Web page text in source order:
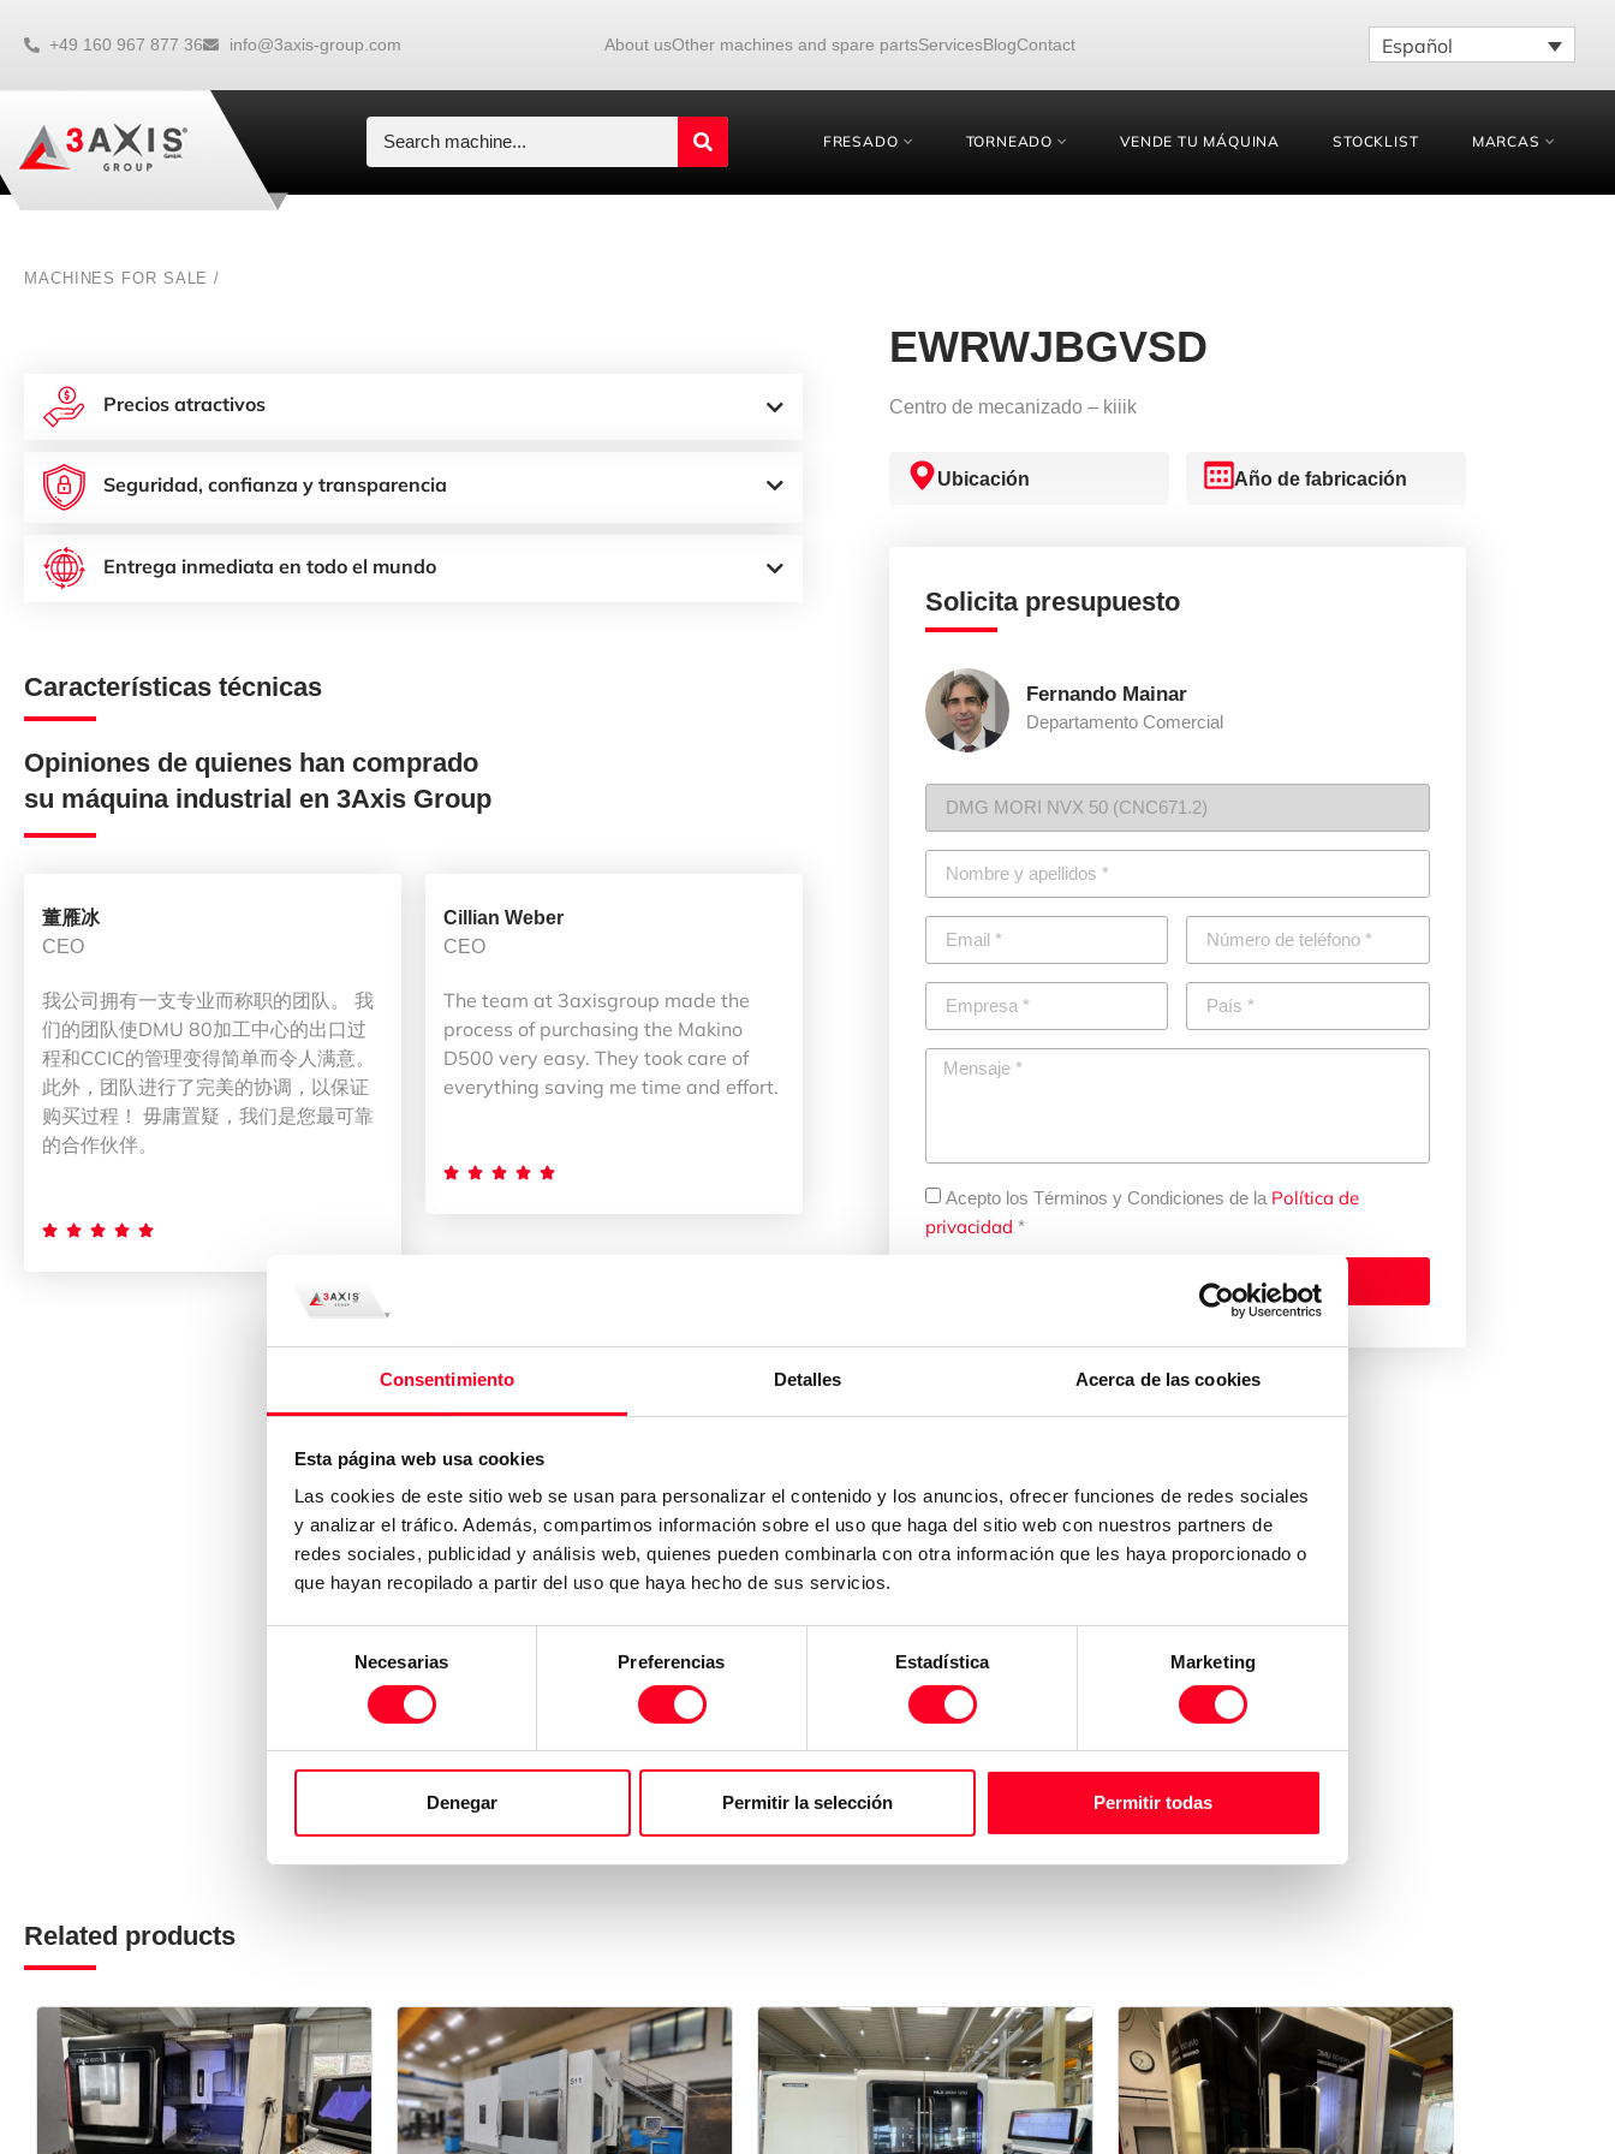
Consentimiento Detalles Acerca de las cookies
Esta página web usa cookies
Las cookies de este sitio web se usan para personalizar el contenido y los anuncios, ofrecer funciones de redes sociales
y analizar el tráfico. Además, compartimos información sobre el uso que haga del sitio web con nuestros partners de
redes sociales, publicidad y análisis web, quienes pueden combinarla con otra información que les haya proporcionado o
que hayan recopilado a partir del uso que haya hecho de sus servicios.
consentimiento
Necesarias Preferencias Estadística Marketing
Denegar Permitir la selección Permitir todas
+49 160 967 877 36 info@3axis-group.com About usOther machines and spare partsServicesBlogContact Español
FRESADO TORNEADO VENDE TU MÁQUINA STOCKLIST MARCAS
MACHINES FOR SALE /
Precios atractivos
Seguridad, confianza y transparencia
Entrega inmediata en todo el mundo
Características técnicas
Opiniones de quienes han comprado
su máquina industrial en 3Axis Group
董雁冰
CEO
我公司拥有一支专业而称职的团队。 我
们的团队使DMU 80加工中心的出口过
程和CCIC的管理变得简单而令人满意。
此外，团队进行了完美的协调，以保证
购买过程！ 毋庸置疑，我们是您最可靠
的合作伙伴。
    
Cillian Weber
CEO
The team at 3axisgroup made the
process of purchasing the Makino
D500 very easy. They took care of
everything saving me time and effort.
    
EWRWJBGVSD
Centro de mecanizado – kiiik
Ubicación Año de fabricación
Solicita presupuesto
Fernando Mainar
Departamento Comercial
Acepto los Términos y Condiciones de la Política de
privacidad *
Solicitar presupuesto
Related products